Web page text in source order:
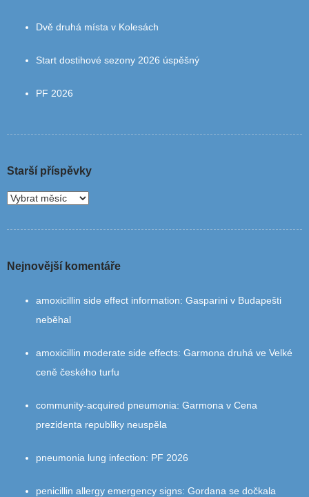
Dvě druhá místa v Kolesách
Start dostihové sezony 2026 úspěšný
PF 2026
Starší příspěvky
Nejnovější komentáře
amoxicillin side effect information: Gasparini v Budapešti
neběhal
amoxicillin moderate side effects: Garmona druhá ve Velké
ceně českého turfu
community‑acquired pneumonia: Garmona v Cena
prezidenta republiky neuspěla
pneumonia lung infection: PF 2026
penicillin allergy emergency signs: Gordana se dočkala